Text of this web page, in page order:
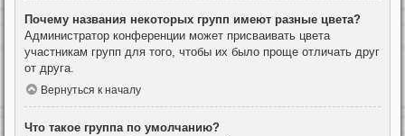
Почему названия некоторых групп имеют разные цвета?
Администратор конференции может присваивать цвета
участникам групп для того, чтобы их было проще отличать друг
от друга.
Вернуться к началу
Что такое группа по умолчанию?